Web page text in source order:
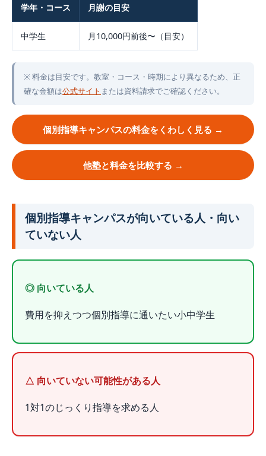
学年・コース 月謝の目安
中学生 月10,000円前後〜（目安）
※ 料金は目安です。教室・コース・時期により異なるため、正
確な金額は公式サイト または資料請求でご確認ください。
個別指導キャンパスの料金をくわしく見る
他塾と料金を比較する
個別指導キャンパスが向いている人・向い
ていない人
向いている人
費用を抑えつつ個別指導に通いたい小中学生
向いていない可能性がある人
1対1のじっくり指導を求める人